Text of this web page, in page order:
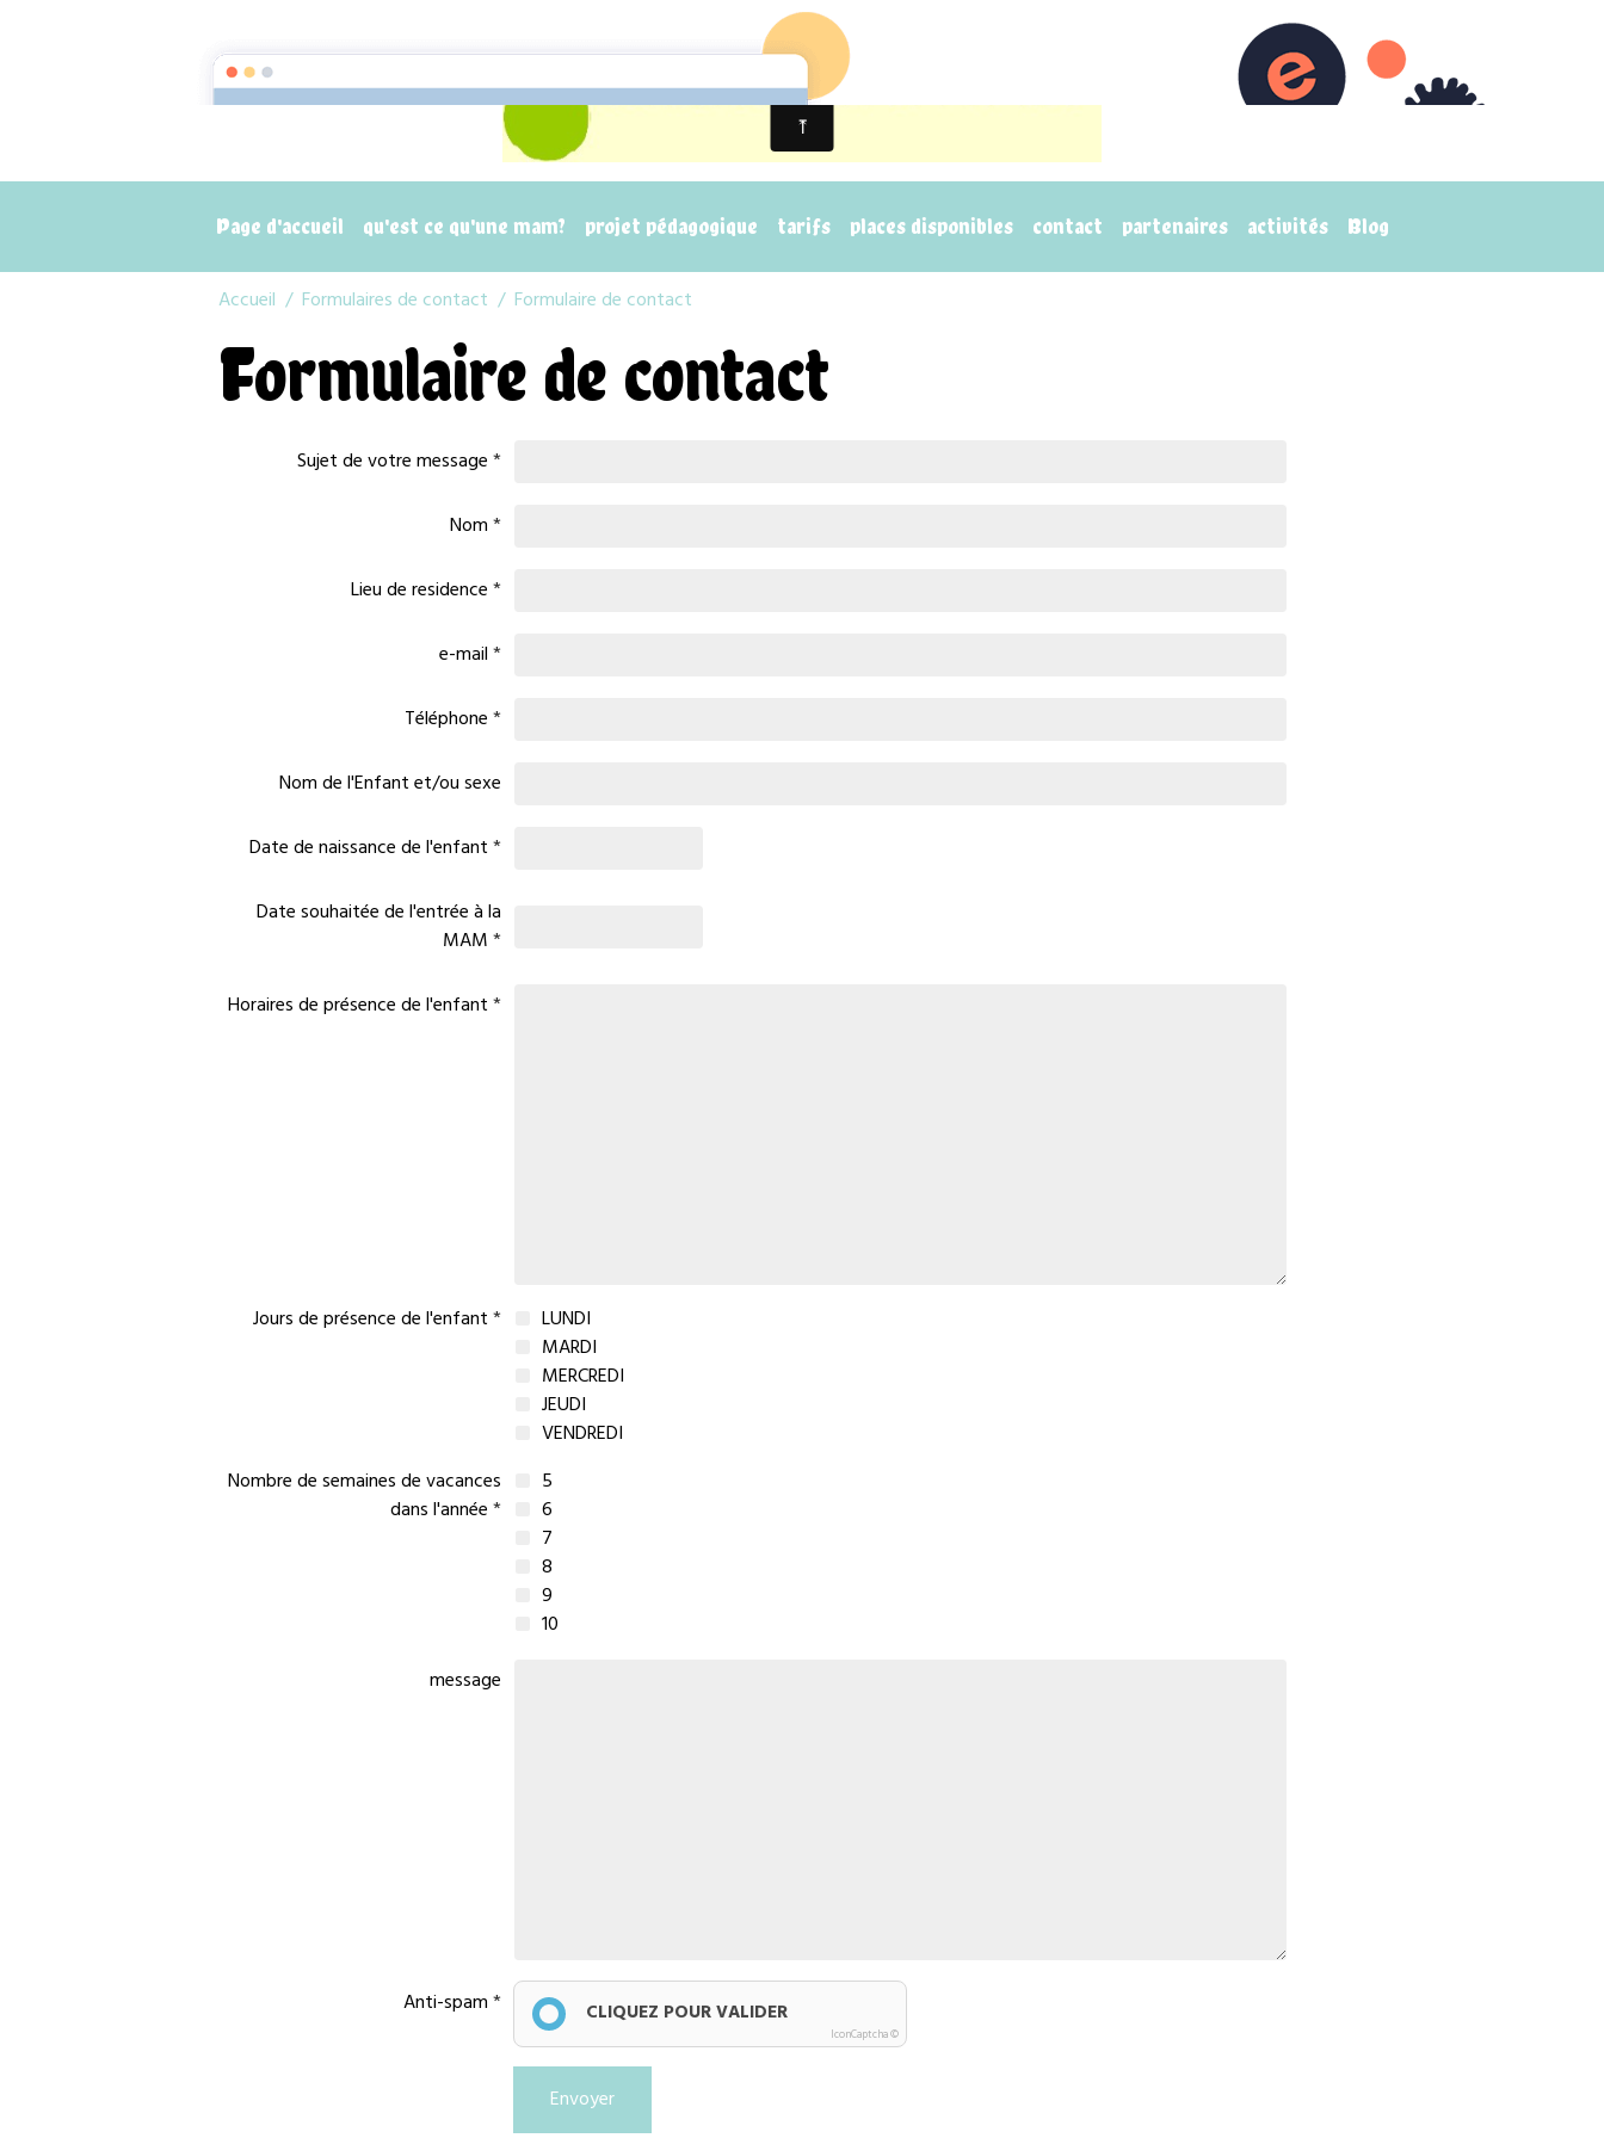
Page d'accueil qu'est ce qu'une mam? projet pédagogique tarifs places disponibles contact partenaires activités Blog
Accueil Formulaires de contact Formulaire de contact
Formulaire de contact
Sujet de votre message
Nom
Lieu de residence
e-mail
Téléphone
Nom de l'Enfant et/ou sexe
Date de naissance de l'enfant
Date souhaitée de l'entrée à la
MAM
Horaires de présence de l'enfant
Jours de présence de l'enfant
LUNDI
MARDI
MERCREDI
JEUDI
VENDREDI
Nombre de semaines de vacances
dans l'année
5
6
7
8
9
10
message
Anti-spam CLIQUEZ POUR VALIDER
IconCaptcha ©
Envoyer